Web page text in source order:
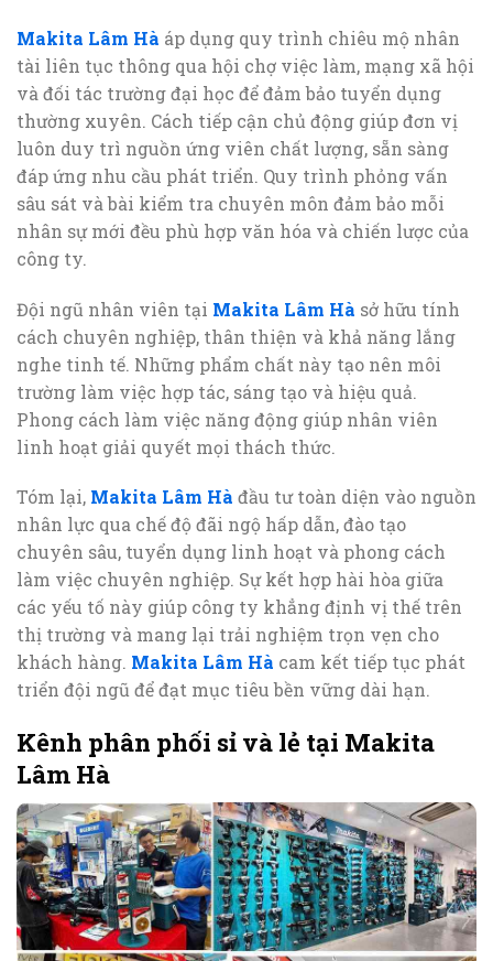
Makita Lâm Hà áp dụng quy trình chiêu mộ nhân
tài liên tục thông qua hội chợ việc làm, mạng xã hội
và đối tác trường đại học để đảm bảo tuyển dụng
thường xuyên. Cách tiếp cận chủ động giúp đơn vị
luôn duy trì nguồn ứng viên chất lượng, sẵn sàng
đáp ứng nhu cầu phát triển. Quy trình phỏng vấn
sâu sát và bài kiểm tra chuyên môn đảm bảo mỗi
nhân sự mới đều phù hợp văn hóa và chiến lược của
công ty.
Đội ngũ nhân viên tại Makita Lâm Hà sở hữu tính
cách chuyên nghiệp, thân thiện và khả năng lắng
nghe tinh tế. Những phẩm chất này tạo nên môi
trường làm việc hợp tác, sáng tạo và hiệu quả.
Phong cách làm việc năng động giúp nhân viên
linh hoạt giải quyết mọi thách thức.
Tóm lại, Makita Lâm Hà đầu tư toàn diện vào nguồn
nhân lực qua chế độ đãi ngộ hấp dẫn, đào tạo
chuyên sâu, tuyển dụng linh hoạt và phong cách
làm việc chuyên nghiệp. Sự kết hợp hài hòa giữa
các yếu tố này giúp công ty khẳng định vị thế trên
thị trường và mang lại trải nghiệm trọn vẹn cho
khách hàng. Makita Lâm Hà cam kết tiếp tục phát
triển đội ngũ để đạt mục tiêu bền vững dài hạn.
Kênh phân phối sỉ và lẻ tại Makita
Lâm Hà